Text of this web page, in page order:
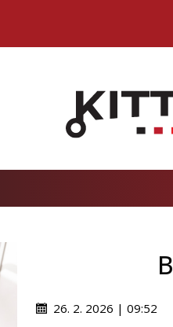
26. 2. 2026 | 09:52